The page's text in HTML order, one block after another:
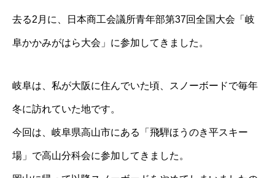
去る2月に、日本商工会議所青年部第37回全国大会「岐
阜かかみがはら大会」に参加してきました。
岐阜は、私が大阪に住んでいた頃、スノーボードで毎年
冬に訪れていた地です。
今回は、岐阜県高山市にある「飛騨ほうのき平スキー
場」で高山分科会に参加してきました。